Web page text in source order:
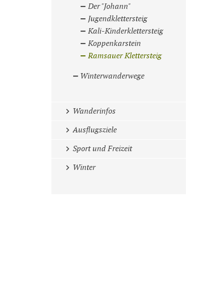
Der "Johann"
Jugendklettersteig
Kali-Kinderklettersteig
Koppenkarstein
Ramsauer Klettersteig
Winterwanderwege
Wanderinfos
Ausflugsziele
Sport und Freizeit
Winter